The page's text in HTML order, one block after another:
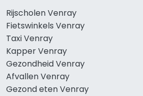
Rijscholen Venray
Fietswinkels Venray
Taxi Venray
Kapper Venray
Gezondheid Venray
Afvallen Venray
Gezond eten Venray